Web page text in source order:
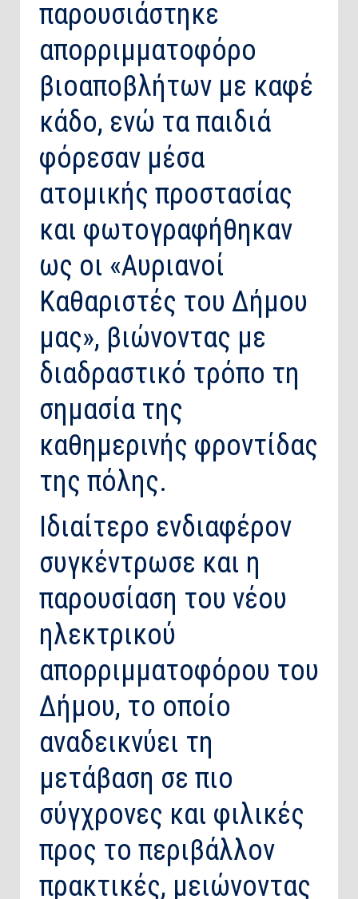
παρουσιάστηκε
απορριμματοφόρο
βιοαποβλήτων με καφέ
κάδο, ενώ τα παιδιά
φόρεσαν μέσα
ατομικής προστασίας
και φωτογραφήθηκαν
ως οι «Αυριανοί
Καθαριστές του Δήμου
μας», βιώνοντας με
διαδραστικό τρόπο τη
σημασία της
καθημερινής φροντίδας
της πόλης.
Ιδιαίτερο ενδιαφέρον
συγκέντρωσε και η
παρουσίαση του νέου
ηλεκτρικού
απορριμματοφόρου του
Δήμου, το οποίο
αναδεικνύει τη
μετάβαση σε πιο
σύγχρονες και φιλικές
προς το περιβάλλον
πρακτικές, μειώνοντας